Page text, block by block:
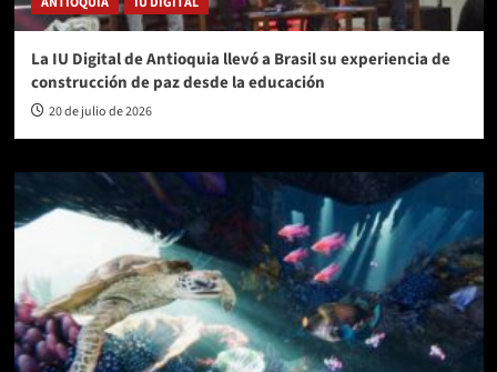
La IU Digital de Antioquia llevó a Brasil su experiencia de
construcción de paz desde la educación
20 de julio de 2026